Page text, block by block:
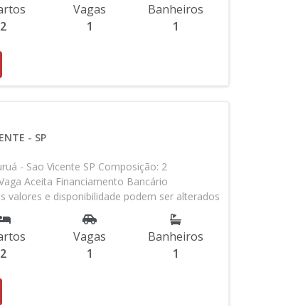
2
Vagas
1
Banheiros
1
- SP
- Sao Vicente SP Composição: 2
Aceita Financiamento Bancário
valores e disponibilidade podem ser alterados
entrando em contato com nossa equipe
2
Vagas
1
Banheiros
1